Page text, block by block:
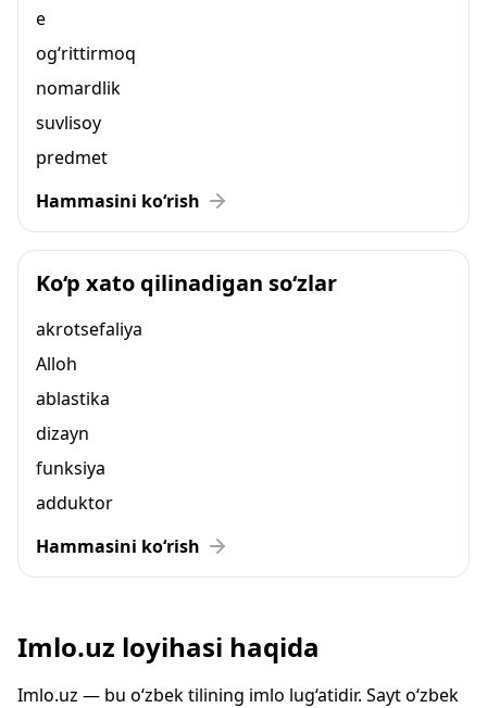
e
og‘rittirmoq
nomardlik
suvlisoy
predmet
Hammasini ko‘rish
Ko‘p xato qilinadigan so‘zlar
akrotsefaliya
Alloh
ablastika
dizayn
funksiya
adduktor
Hammasini ko‘rish
Imlo.uz loyihasi haqida
Imlo.uz — bu o‘zbek tilining imlo lug‘atidir. Sayt o‘zbek